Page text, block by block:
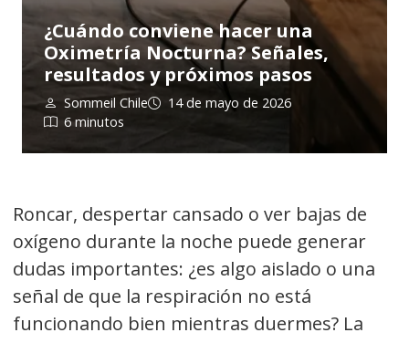
¿Cuándo conviene hacer una
Oximetría Nocturna? Señales,
resultados y próximos pasos
Sommeil Chile
14 de mayo de 2026
6 minutos
Roncar, despertar cansado o ver bajas de
oxígeno durante la noche puede generar
dudas importantes: ¿es algo aislado o una
señal de que la respiración no está
funcionando bien mientras duermes? La